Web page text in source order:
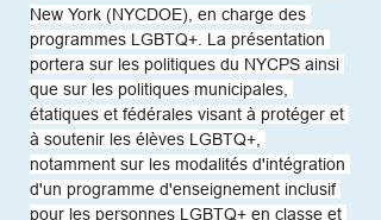
New York (NYCDOE), en charge des
programmes LGBTQ+. La présentation
portera sur les politiques du NYCPS ainsi
que sur les politiques municipales,
étatiques et fédérales visant à protéger et
à soutenir les élèves LGBTQ+,
notamment sur les modalités d'intégration
d'un programme d'enseignement inclusif
pour les personnes LGBTQ+ en classe et